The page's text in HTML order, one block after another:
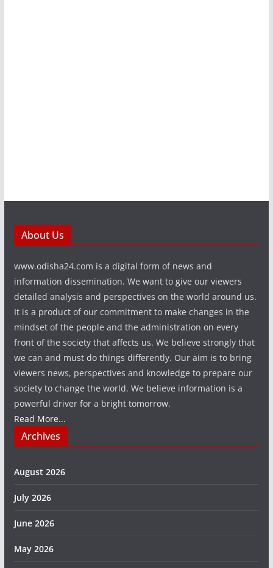
About Us
www.odisha24.com is a digital form of news and
information dissemination. We want to give our viewers
detailed analysis and perspectives on the world around us.
It is a product of our commitment to make changes in the
mindset of the people and the administration on every
front of the society that affects us. We believe strongly that
we can and must do things differently. Our aim is to bring
viewers news, perspectives and knowledge to prepare our
society to change the world. We believe information is a
powerful driver for a bright tomorrow.
Read More...
Archives
August 2026
July 2026
June 2026
May 2026